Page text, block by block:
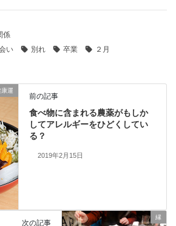
係
い 別れ 卒業 ２月
康運
前の記事
食べ物に含まれる農薬がもしか
してアレルギーをひどくしてい
る？
2019年2月15日
縁
次の記事